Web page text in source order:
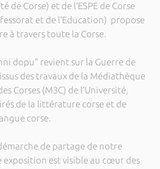
de Corse) et de l’ESPE de Corse
et de l’Education) propose
à travers toute la Corse.
dopu" revient sur la Guerre de
des travaux de la Médiathèque
Corses (M3C) de l’Université,
de la littérature corse et de
corse.
de partage de notre
est visible au cœur des